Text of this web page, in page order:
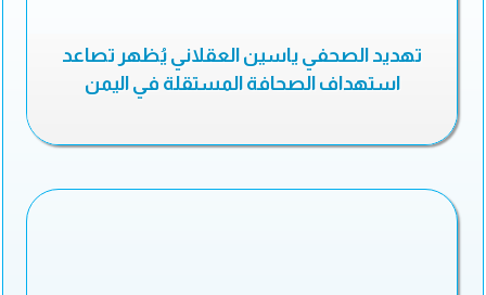
تهديد الصحفي ياسين العقلاني يُظهر تصاعد
استهداف الصحافة المستقلة في اليمن